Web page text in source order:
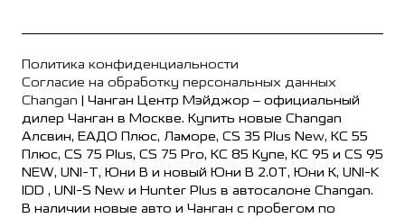
Политика конфиденциальности
Согласие на обработку персональных данных
Changan | Чанган Центр Мэйджор – официальный
дилер Чанган в Москве. Купить новые Changan
Алсвин, ЕАДО Плюс, Ламоре, CS 35 Plus New, КС 55
Плюс, CS 75 Plus, CS 75 Pro, КС 85 Купе, КС 95 и CS 95
NEW, UNI-T, Юни В и новый Юни В 2.0Т, Юни К, UNI-K
IDD , UNI-S New и Hunter Plus в автосалоне Changan.
В наличии новые авто и Чанган с пробегом по